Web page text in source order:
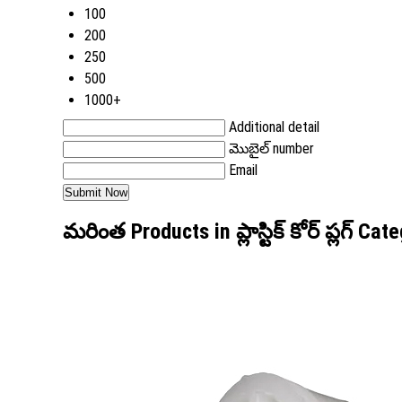
100
200
250
500
1000+
Additional detail
మొబైల్ number
Email
మరింత Products in ప్లాస్టిక్ కోర్ ప్లగ్